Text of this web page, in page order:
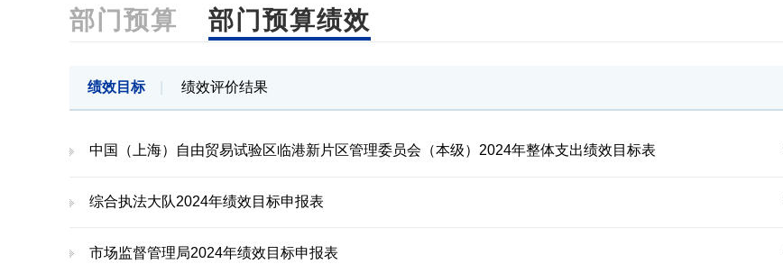
部门预算 部门预算绩效
绩效目标 绩效评价结果
中国（上海）自由贸易试验区临港新片区管理委员会（本级）2024年整体支出绩效目标表
综合执法大队2024年绩效目标申报表
市场监督管理局2024年绩效目标申报表